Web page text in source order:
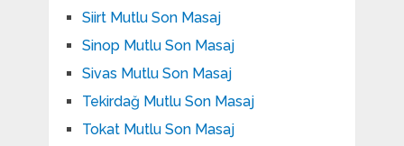
Siirt Mutlu Son Masaj
Sinop Mutlu Son Masaj
Sivas Mutlu Son Masaj
Tekirdağ Mutlu Son Masaj
Tokat Mutlu Son Masaj